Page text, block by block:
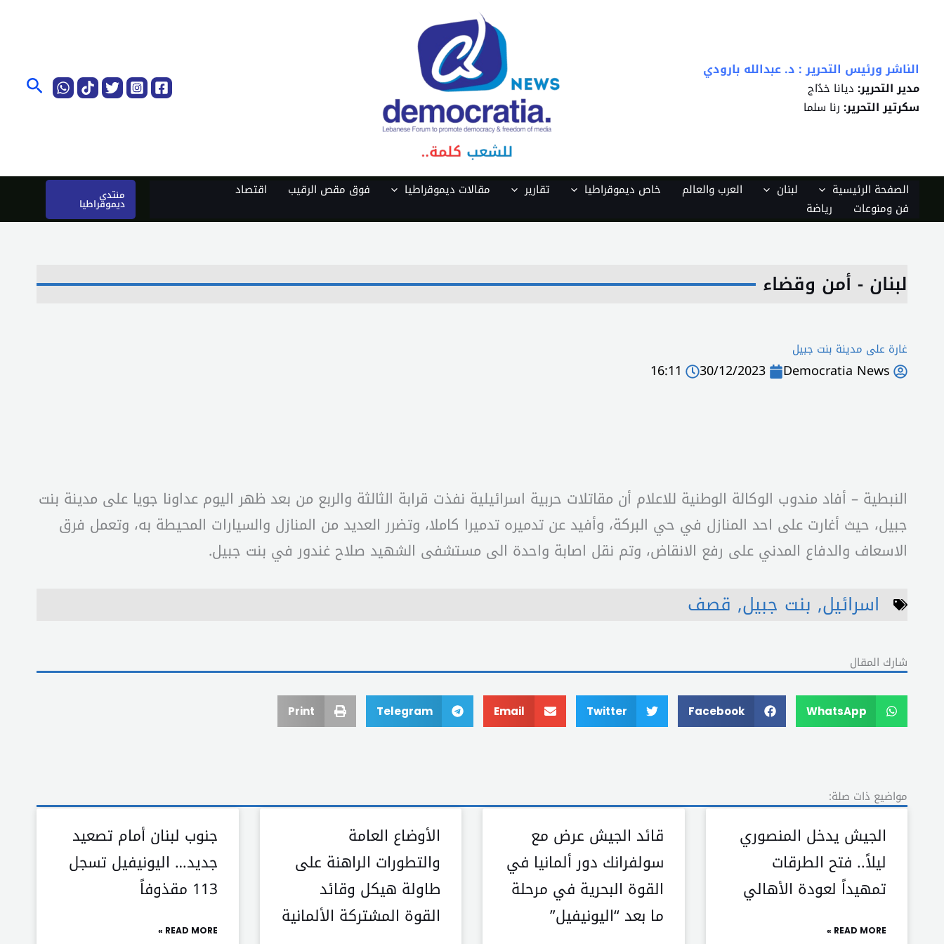
الناشر ورئيس التحرير : د. عبدالله بارودي
مدير التحرير: ديانا خدّاج
سكرتير التحرير: رنا سلما
الصفحة الرئيسية لبنان العرب والعالم خاص ديموقراطيا تقارير مقالات ديموقراطيا فوق مقص الرقيب
اقتصاد
فن ومنوعات
رياضة
منتدى
ديموقراطيا
لبنان - أمن وقضاء
غارة على مدينة بنت جبيل
Democratia News
30/12/2023
16:11
النبطية – أفاد مندوب الوكالة الوطنية للاعلام أن مقاتلات حربية اسرائيلية نفذت قرابة الثالثة والربع من بعد ظهر اليوم عداونا جويا على مدينة بنت
جبيل، حيث أغارت على احد المنازل في حي البركة، وأفيد عن تدميره تدميرا كاملا، وتضرر العديد من المنازل والسيارات المحيطة به، وتعمل فرق
الاسعاف والدفاع المدني على رفع الانقاض، وتم نقل اصابة واحدة الى مستشفى الشهيد صلاح غندور في بنت جبيل.
اسرائيل, بنت جبيل, قصف
شارك المقال
WhatsApp
Facebook
Twitter
Email
Telegram
Print
مواضيع ذات صلة:
الجيش يدخل المنصوري
ليلاً.. فتح الطرقات
تمهيداً لعودة الأهالي
READ MORE »
قائد الجيش عرض مع
سولفرانك دور ألمانيا في
القوة البحرية في مرحلة
ما بعد “اليونيفيل”
الأوضاع العامة
والتطورات الراهنة على
طاولة هيكل وقائد
القوة المشتركة الألمانية
جنوب لبنان أمام تصعيد
جديد… اليونيفيل تسجل
113 مقذوفاً
READ MORE »